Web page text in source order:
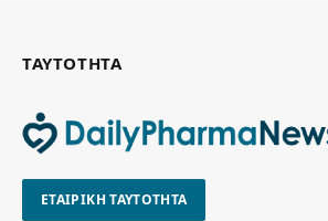
ΤΑΥΤΟΤΗΤΑ
ΕΤΑΙΡΙΚΗ ΤΑΥΤΟΤΗΤΑ